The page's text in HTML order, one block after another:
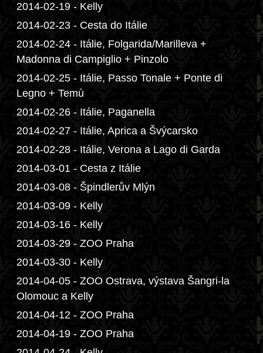
2014-02-19 - Kelly
2014-02-23 - Cesta do Itálie
2014-02-24 - Itálie, Folgarida/Marilleva +
Madonna di Campiglio + Pinzolo
2014-02-25 - Itálie, Passo Tonale + Ponte di
Legno + Temù
2014-02-26 - Itálie, Paganella
2014-02-27 - Itálie, Aprica a Švýcarsko
2014-02-28 - Itálie, Verona a Lago di Garda
2014-03-01 - Cesta z Itálie
2014-03-08 - Špindlerův Mlýn
2014-03-09 - Kelly
2014-03-16 - Kelly
2014-03-29 - ZOO Praha
2014-03-30 - Kelly
2014-04-05 - ZOO Ostrava, výstava Šangri-la
Olomouc a Kelly
2014-04-12 - ZOO Praha
2014-04-19 - ZOO Praha